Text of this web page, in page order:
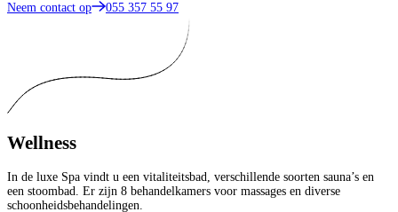
Neem contact op 055 357 55 97
Wellness
In de luxe Spa vindt u een vitaliteitsbad, verschillende soorten sauna’s en
een stoombad. Er zijn 8 behandelkamers voor massages en diverse
schoonheidsbehandelingen.